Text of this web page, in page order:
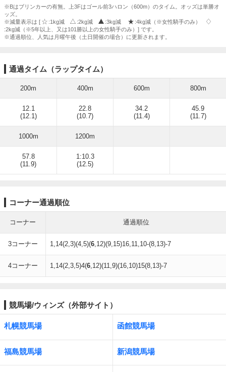
※Bはブリンカーの有無。上3Fはゴール前3ハロン（600m）のタイム。オッズは単勝オ
ッズ。
※減量表示は [
:1kg減 :2kg減 :3kg減
:4kg減（※女性騎手のみ）
:2kg減（※5年以上、又は101勝以上の女性騎手のみ）] です。
※通過順位、人気は月曜午後（土日開催の場合）に更新されます。
通過タイム（ラップタイム）
200m 400m 600m 800m
12.1
(12.1)
22.8
(10.7)
34.2
(11.4)
45.9
(11.7)
1000m 1200m
57.8
(11.9)
1:10.3
(12.5)
コーナー通過順位
コーナー 通過順位
3コーナー 1,14(2,3)(4,5)(6,12)(9,15)16,11,10-(8,13)-7
4コーナー 1,14(2,3,5)4(6,12)(11,9)(16,10)15(8,13)-7
競馬場/ウィンズ（外部サイト）
札幌競馬場 函館競馬場
福島競馬場 新潟競馬場